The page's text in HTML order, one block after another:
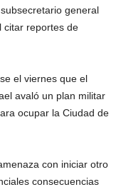
general
citar reportes de
el viernes que el
avaló un plan militar
ocupar la Ciudad de
con iniciar otro
consecuencias